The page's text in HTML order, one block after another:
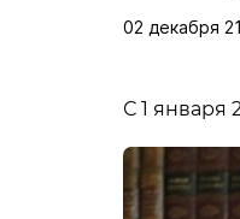
02 декабря
С 1 января